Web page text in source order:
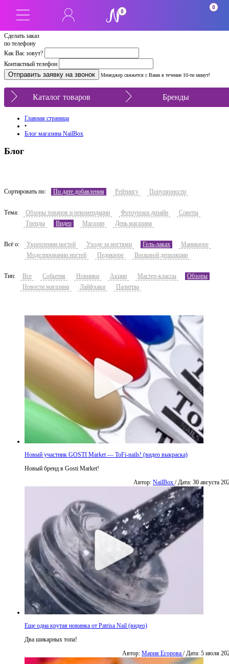
Сделать заказ
по телефону
Как Вас зовут?
Контактный телефон
Менеджер свяжется с Вами в течение 10-ти минут!
0
0
Каталог товаров Бренды
Главная страница
•
Блог магазина NailBox
Блог
Сортировать по: По дате добавления Рейтингу Популярности
Тема: Обзоры товаров и рекомендации Фотоуроки дизайн
Советы
Тренды
Видео Магазин День магазина
Всё о: Укреплении ногтей Уходе за ногтями Гель-лаках
Маникюре
Моделировании ногтей
Педикюре Восковой депиляции
Тип: Все События Новинки Акции Мастер-классы
Обзоры
Новости магазина
Лайфхаки Палитры
Новый участник GOSTI Market — ToFi-nails! (видео выкраска)
Новый бренд в Gosti Market!
Автор: NailBox / Дата: 30 августа
Еще одна крутая новинка от Patrisa Nail (видео)
Два шикарных топа!
Автор: Мария Егорова / Дата: 5 июля